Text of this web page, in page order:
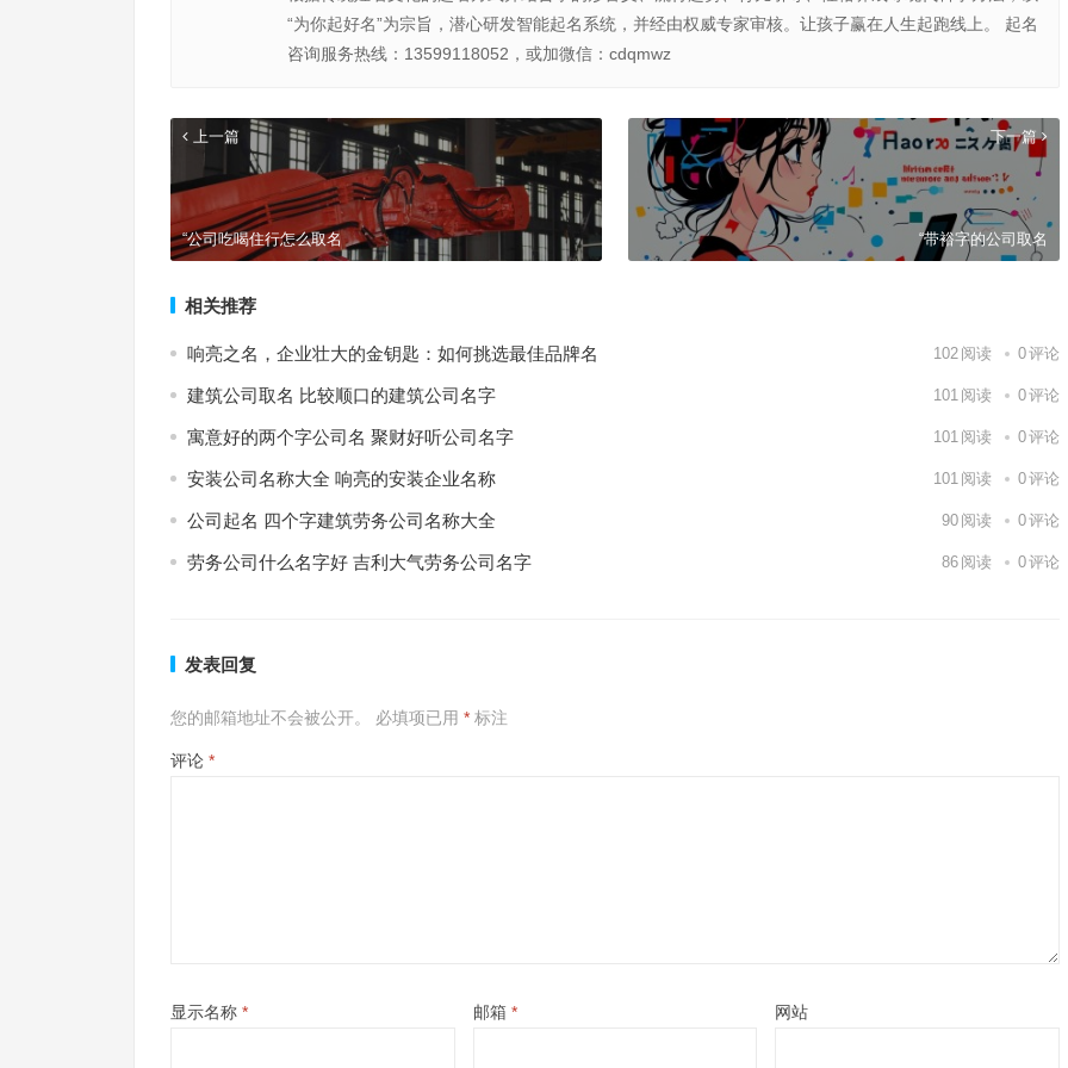
“为你起好名”为宗旨，潜心研发智能起名系统，并经由权威专家审核。让孩子赢在人生起跑线上。 起名
咨询服务热线：13599118052，或加微信：cdqmwz
上一篇
“公司吃喝住行怎么取名
下一篇
“带裕字的公司取名
相关推荐
响亮之名，企业壮大的金钥匙：如何挑选最佳品牌名 102 阅读 0评论
建筑公司取名 比较顺口的建筑公司名字 101 阅读 0评论
寓意好的两个字公司名 聚财好听公司名字 101 阅读 0评论
安装公司名称大全 响亮的安装企业名称 101 阅读 0评论
公司起名 四个字建筑劳务公司名称大全 90 阅读 0评论
劳务公司什么名字好 吉利大气劳务公司名字 86 阅读 0评论
发表回复
您的邮箱地址不会被公开。 必填项已用 * 标注
评论 *
显示名称 * 邮箱 * 网站